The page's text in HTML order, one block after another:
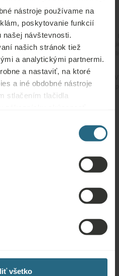
nástroje používame na
poskytovanie funkcií
návštevnosti.
našich stránok tiež
a analytickými partnermi.
a nastaviť, na ktoré
a iné obdobné nástroje
stlačením tlačidla
všetko
k vášmu zdraviu
lekárskeho programu
pobytu
prírodnej krásy alebo
liečebné
zdroje